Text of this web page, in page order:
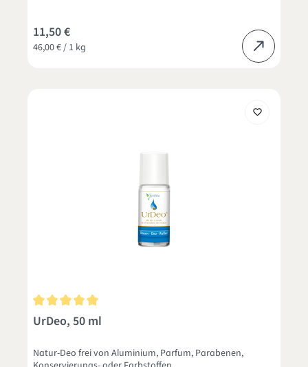
46,00 € / 1 kg
11,50 €
Durchschnittliche Bewertung von 5 von 5 Sternen
UrDeo, 50 ml
Natur-Deo frei von Aluminium, Parfum, Parabenen,